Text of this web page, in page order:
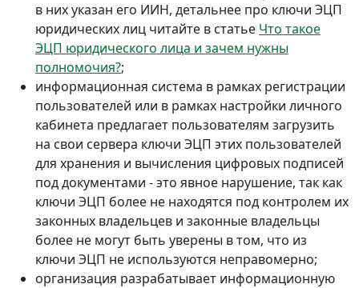
в них указан его ИИН, детальнее про ключи ЭЦП
юридических лиц читайте в статье Что такое
ЭЦП юридического лица и зачем нужны
полномочия?;
информационная система в рамках регистрации
пользователей или в рамках настройки личного
кабинета предлагает пользователям загрузить
на свои сервера ключи ЭЦП этих пользователей
для хранения и вычисления цифровых подписей
под документами - это явное нарушение, так как
ключи ЭЦП более не находятся под контролем их
законных владельцев и законные владельцы
более не могут быть уверены в том, что из
ключи ЭЦП не используются неправомерно;
организация разрабатывает информационную